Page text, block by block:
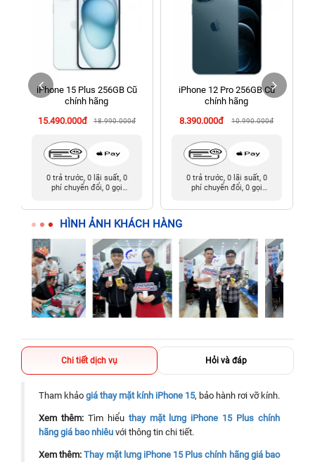
70 Nguyễn An Ninh, Dĩ An, Hồ Chí Minh (Bình Dương Cũ)
24h Vũng Tàu: 162A Ba Cu, Vũng Tàu, Hồ Chí Minh (TP. Vũng
Tàu cũ)
198 Hoàng Văn Thụ, Tân Sơn Nhất, Hồ Chí Minh (Tân Bình
iPhone 15 Plus 256GB Cũ
chính hãng
15.490.000đ
18.990.000đ
0 trả trước, 0 lãi suất, 0
phí chuyển đổi, 0 gọi
iPhone 12 Pro 256GB Cũ
chính hãng
8.390.000đ
10.990.000đ
0 trả trước, 0 lãi suất, 0
phí chuyển đổi, 0 gọi
HÌNH ẢNH KHÁCH HÀNG
Chi tiết dịch vụ Hỏi và đáp
Tham khảo giá thay mặt kính iPhone 15, bảo hành rơi vỡ kính.
Xem thêm:Tìm hiểu thay mặt lưng iPhone 15 Plus chính
hãng giá bao nhiêu với thông tin chi tiết.
Xem thêm: Thay mặt lưng iPhone 15 Plus chính hãng giá bao